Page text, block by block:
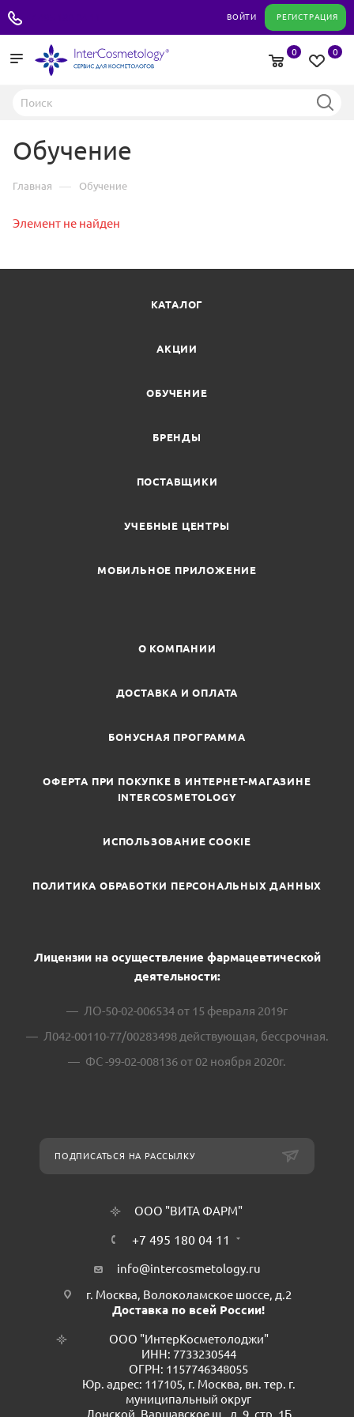
ВОЙТИ РЕГИСТРАЦИЯ
0
0
Обучение
Главная — Обучение
Элемент не найден
КАТАЛОГ
АКЦИИ
ОБУЧЕНИЕ
БРЕНДЫ
ПОСТАВЩИКИ
УЧЕБНЫЕ ЦЕНТРЫ
МОБИЛЬНОЕ ПРИЛОЖЕНИЕ
О КОМПАНИИ
ДОСТАВКА И ОПЛАТА
БОНУСНАЯ ПРОГРАММА
ОФЕРТА ПРИ ПОКУПКЕ В ИНТЕРНЕТ-МАГАЗИНЕ
INTERCOSMETOLOGY
ИСПОЛЬЗОВАНИЕ COOKIE
ПОЛИТИКА ОБРАБОТКИ ПЕРСОНАЛЬНЫХ ДАННЫХ
Лицензии на осуществление фармацевтической
деятельности:
ЛО-50-02-006534 от 15 февраля 2019г
Л042-00110-77/00283498 действующая, бессрочная.
ФС -99-02-008136 от 02 ноября 2020г.
ПОДПИСАТЬСЯ НА РАССЫЛКУ
ООО "ВИТА ФАРМ"
+7 495 180 04 11
info@intercosmetology.ru
г. Москва, Волоколамское шоссе, д.2
Доставка по всей России!
ООО "ИнтерКосметолоджи"
ИНН: 7733230544
ОГРН: 1157746348055
Юр. адрес: 117105, г. Москва, вн. тер. г.
муниципальный округ
Донской, Варшавское ш., д. 9, стр. 1Б